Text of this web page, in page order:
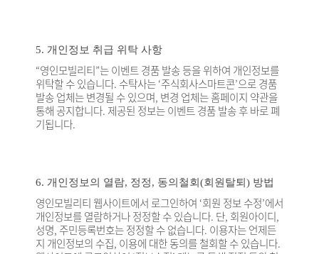
5. 개인정보 취급 위탁 사항
“영인모빌리티”는 이벤트 경품 발송 등을 위하여 개인정보를
위탁할 수 있습니다. 수탁사는 ‘주식회사스마트콘’으로 경품
발송 업체는 변경될 수 있으며, 변경 업체는 홈페이지 약관을
통해 공지합니다. 제공된 정보는 이벤트 경품 발송 후 바로 폐
기됩니다.
6. 개인정보의 열람, 정정, 동의철회(회원탈퇴) 방법
영인모빌리티 웹사이트에서 로그인하여 ‘회원 정보 수정’에서
개인정보를 열람하거나 정정할 수 있습니다. 단, 회원아이디,
성명, 주민등록번호는 정정할 수 없습니다. 이용자는 언제든
지 개인정보의 수집, 이용에 대한 동의를 철회할 수 있습니다.